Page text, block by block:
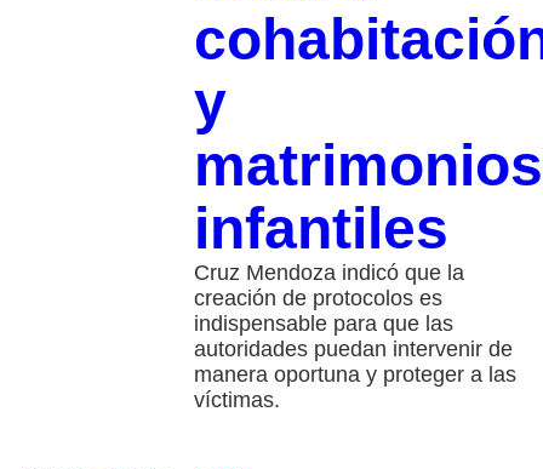
y
matrimonios
infantiles
Cruz Mendoza indicó que la
creación de protocolos es
indispensable para que las
autoridades puedan intervenir de
manera oportuna y proteger a las
víctimas.